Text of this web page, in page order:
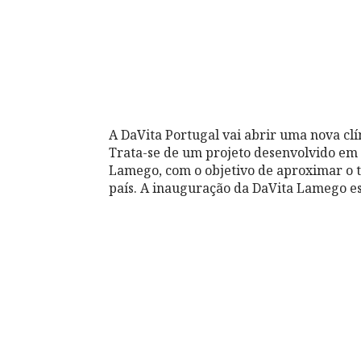
A DaVita Portugal vai abrir uma nova
Trata-se de um projeto desenvolvido
Lamego, com o objetivo de aproximar o
país. A inauguração da DaVita Lamego